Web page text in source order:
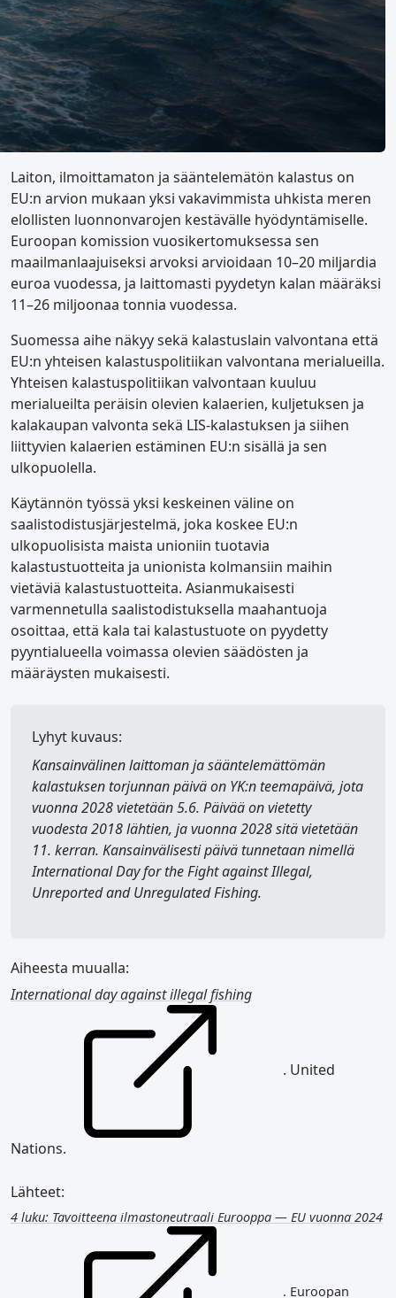
Laiton, ilmoittamaton ja sääntelemätön kalastus on
EU:n arvion mukaan yksi vakavimmista uhkista meren
elollisten luonnonvarojen kestävälle hyödyntämiselle.
Euroopan komission vuosikertomuksessa sen
maailmanlaajuiseksi arvoksi arvioidaan 10–20 miljardia
euroa vuodessa, ja laittomasti pyydetyn kalan määräksi
11–26 miljoonaa tonnia vuodessa.
Suomessa aihe näkyy sekä kalastuslain valvontana että
EU:n yhteisen kalastuspolitiikan valvontana merialueilla.
Yhteisen kalastuspolitiikan valvontaan kuuluu
merialueilta peräisin olevien kalaerien, kuljetuksen ja
kalakaupan valvonta sekä LIS-kalastuksen ja siihen
liittyvien kalaerien estäminen EU:n sisällä ja sen
ulkopuolella.
Käytännön työssä yksi keskeinen väline on
saalistodistusjärjestelmä, joka koskee EU:n
ulkopuolisista maista unioniin tuotavia
kalastustuotteita ja unionista kolmansiin maihin
vietäviä kalastustuotteita. Asianmukaisesti
varmennetulla saalistodistuksella maahantuoja
osoittaa, että kala tai kalastustuote on pyydetty
pyyntialueella voimassa olevien säädösten ja
määräysten mukaisesti.
Lyhyt kuvaus:
Kansainvälinen laittoman ja sääntelemättömän
kalastuksen torjunnan päiväon YK:n teemapäivä, jota
vuonna 2028 vietetään 5.6. Päivää on vietetty
vuodesta 2018 lähtien, ja vuonna 2028 sitä vietetään
11. kerran. Kansainvälisesti päivä tunnetaan nimellä
International Day for the Fight against Illegal,
Unreported and Unregulated Fishing.
Aiheesta muualla:
International day against illegal fishing
. United
Nations.
Lähteet:
4 luku: Tavoitteena ilmastoneutraali Eurooppa — EU vuonna 2024
. Euroopan